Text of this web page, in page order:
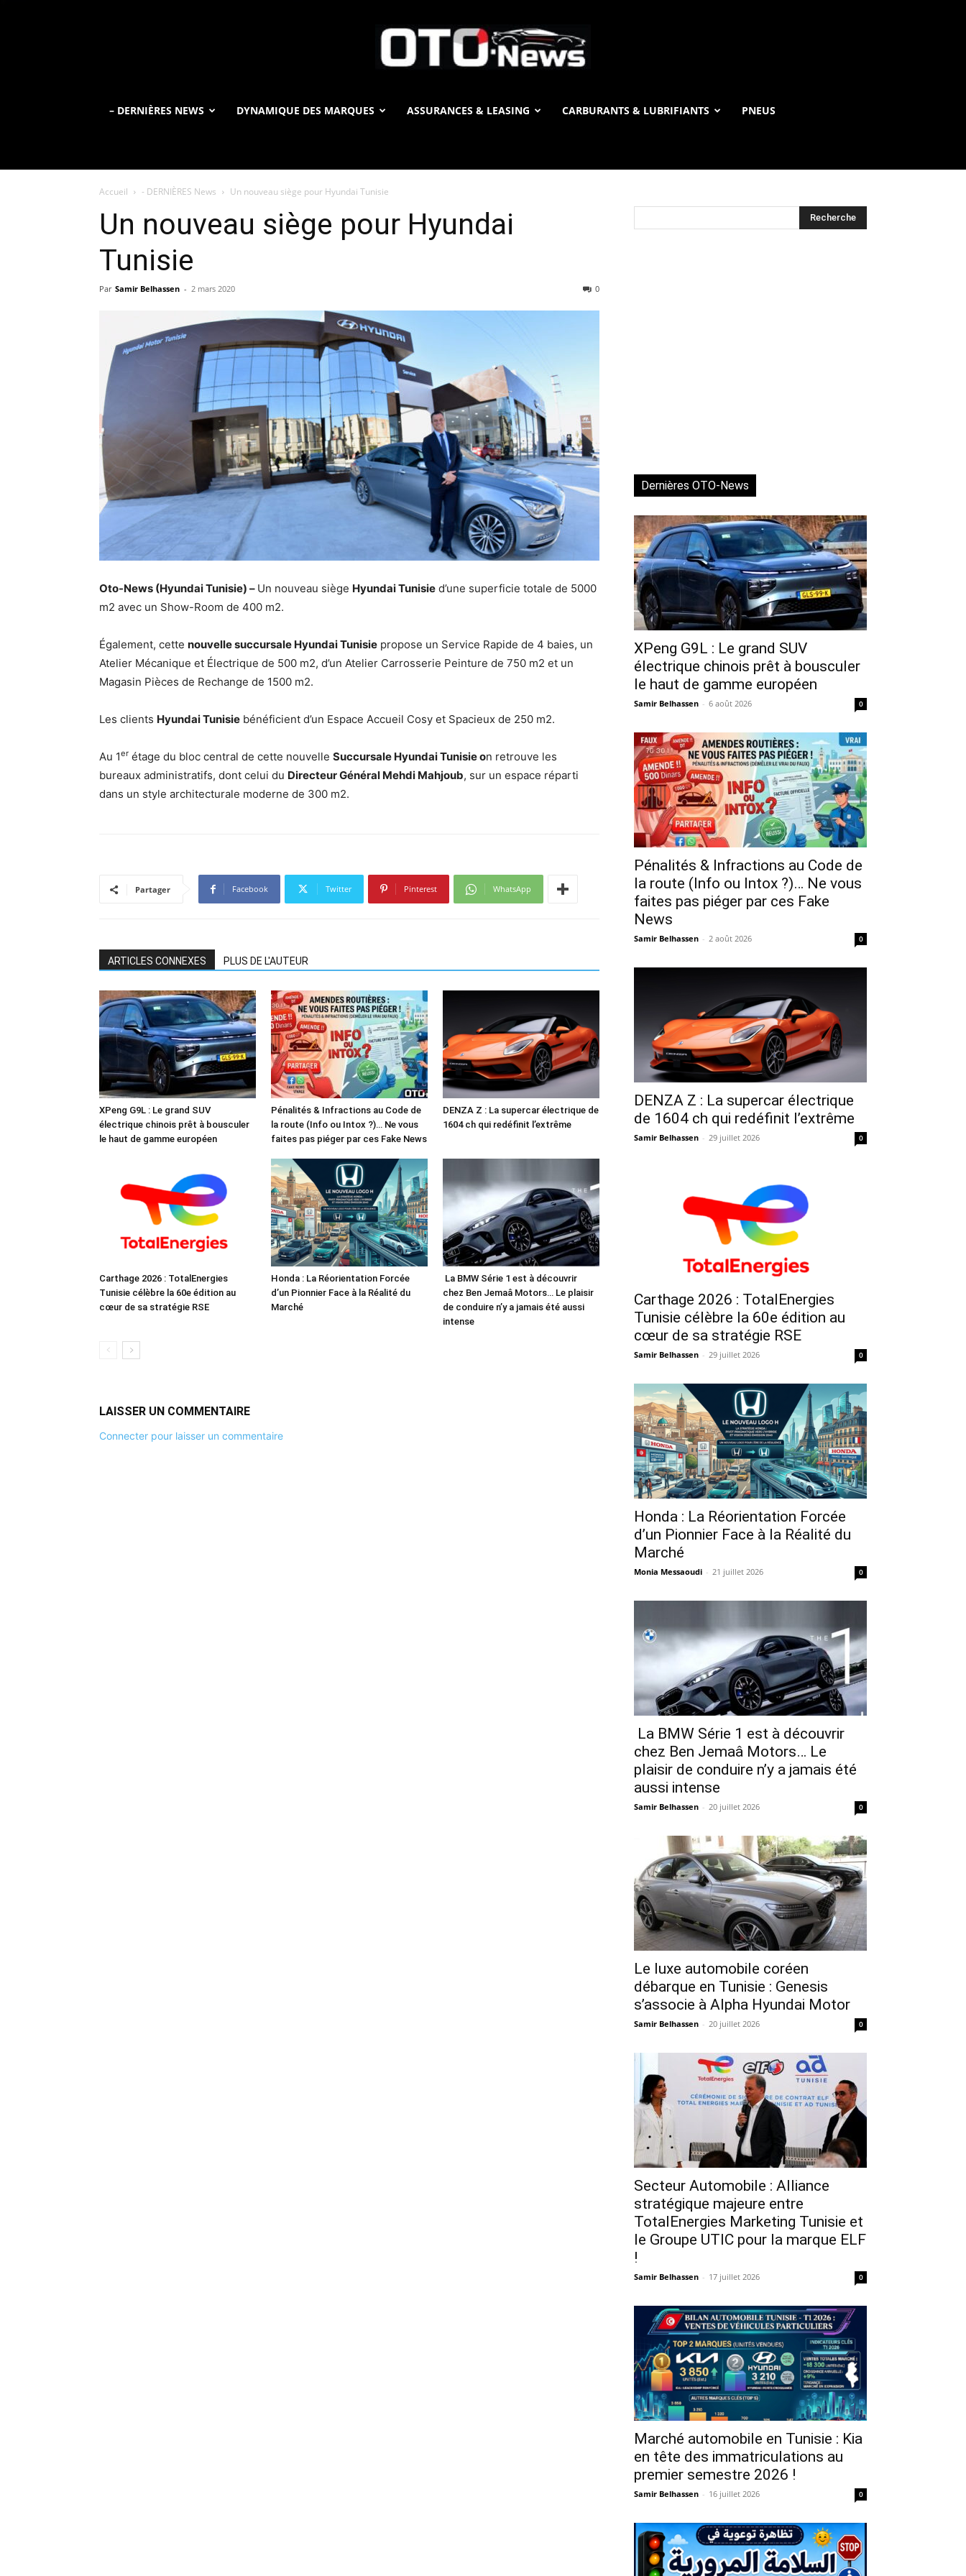
OTO
News
– DERNIÈRES NEWS DYNAMIQUE DES MARQUES ASSURANCES & LEASING CARBURANTS & LUBRIFIANTS PNEUS
Accueil - DERNIÈRES News Un nouveau siège pour Hyundai Tunisie
Un nouveau siège pour Hyundai
Tunisie
Par Samir Belhassen - 2 mars 2020 0
Oto-News (Hyundai Tunisie) – Un nouveau siège Hyundai Tunisie d’une superficie totale de 5000
m2 avec un Show-Room de 400 m2.
Également, cette nouvelle succursale Hyundai Tunisie propose un Service Rapide de 4 baies, un
Atelier Mécanique et Électrique de 500 m2, d’un Atelier Carrosserie Peinture de 750 m2 et un
Magasin Pièces de Rechange de 1500 m2.
Les clients Hyundai Tunisie bénéficient d’un Espace Accueil Cosy et Spacieux de 250 m2.
Au 1er étage du bloc central de cette nouvelle Succursale Hyundai Tunisie on retrouve les
bureaux administratifs, dont celui du Directeur Général Mehdi Mahjoub, sur un espace réparti
dans un style architecturale moderne de 300 m2.
Partager Facebook Twitter Pinterest WhatsApp
ARTICLES CONNEXES PLUS DE L'AUTEUR
XPeng G9L : Le grand SUV
électrique chinois prêt à bousculer
le haut de gamme européen
Pénalités & Infractions au Code de
la route (Info ou Intox ?)… Ne vous
faites pas piéger par ces Fake News
DENZA Z : La supercar électrique de
1604 ch qui redéfinit l’extrême
Carthage 2026 : TotalEnergies
Tunisie célèbre la 60e édition au
cœur de sa stratégie RSE
Honda : La Réorientation Forcée
d’un Pionnier Face à la Réalité du
Marché
La BMW Série 1 est à découvrir
chez Ben Jemaâ Motors… Le plaisir
de conduire n’y a jamais été aussi
intense
LAISSER UN COMMENTAIRE
Connecter pour laisser un commentaire
Dernières OTO-News
XPeng G9L : Le grand SUV
électrique chinois prêt à bousculer
le haut de gamme européen
Samir Belhassen - 6 août 2026 0
Pénalités & Infractions au Code de
la route (Info ou Intox ?)… Ne vous
faites pas piéger par ces Fake
News
Samir Belhassen - 2 août 2026 0
DENZA Z : La supercar électrique
de 1604 ch qui redéfinit l’extrême
Samir Belhassen - 29 juillet 2026 0
Carthage 2026 : TotalEnergies
Tunisie célèbre la 60e édition au
cœur de sa stratégie RSE
Samir Belhassen - 29 juillet 2026 0
Honda : La Réorientation Forcée
d’un Pionnier Face à la Réalité du
Marché
Monia Messaoudi - 21 juillet 2026 0
La BMW Série 1 est à découvrir
chez Ben Jemaâ Motors… Le
plaisir de conduire n’y a jamais été
aussi intense
Samir Belhassen - 20 juillet 2026 0
Le luxe automobile coréen
débarque en Tunisie : Genesis
s’associe à Alpha Hyundai Motor
Samir Belhassen - 20 juillet 2026 0
Secteur Automobile : Alliance
stratégique majeure entre
TotalEnergies Marketing Tunisie et
le Groupe UTIC pour la marque ELF
!
Samir Belhassen - 17 juillet 2026 0
Marché automobile en Tunisie : Kia
en tête des immatriculations au
premier semestre 2026 !
Samir Belhassen - 16 juillet 2026 0